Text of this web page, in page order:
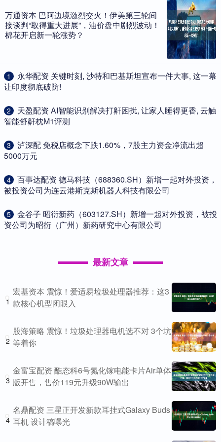
万通资本 巴阿边境激烈交火！伊美第三轮间
接谈判“取得重大进展”，油价盘中剧烈波动！
棉花开启新一轮涨势？
1
​永华配资 关键时刻, 沙特和巴基斯坦宣布一件大事, 这一幕
让印度彻底破防!
2
​天盈配资 AI智能识别解决打鼾困扰, 让家人睡得更香, 云触
智能舒鼾枕M1评测
3
​泸深配 免税店概念下跌1.60%，7股主力资金净流出超
5000万元
4
​百事达配资 德马科技（688360.SH）新增一起对外投资，
被投资公司为连云港斯克斯机器人科技有限公司
5
​金谷子 昭衍新药（603127.SH）新增一起对外投资，被投
资公司为昭衍（广州）新药研究中心有限公司
最新文章
1
宏基资本 震惊！爱适易垃圾处理器推荐：这3
款核心机型闭眼入
2
股海策略 震惊！垃圾处理器电机选不对 3个坑
等着你
3
金富宝配资 酷态科6号氮化镓电能卡片Air单体
版开售，售价119元升级90W输出
4
名鼎配资 三星正开发新款耳挂式Galaxy Buds
耳机 设计稿曝光